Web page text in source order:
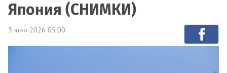
Япония (СНИМКИ)
3 юни 2026 05:00